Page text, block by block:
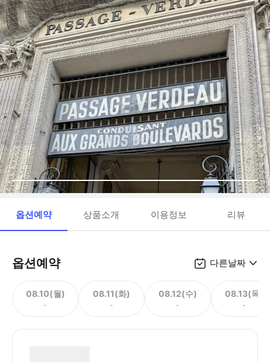
옵션예약 상품소개 이용정보 리뷰
옵션예약 다른날짜
08.10(월)
-
08.11(화)
-
08.12(수)
-
08.13(목)
-